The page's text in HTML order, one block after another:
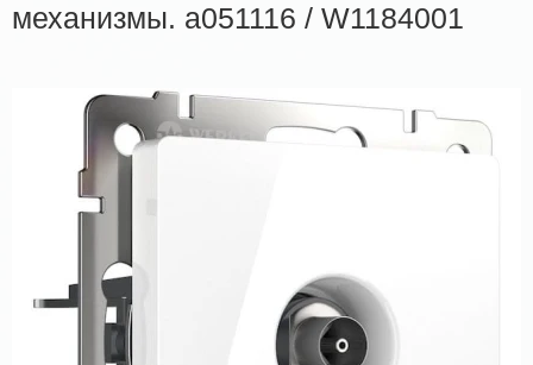
механизмы. a051116 / W1184001